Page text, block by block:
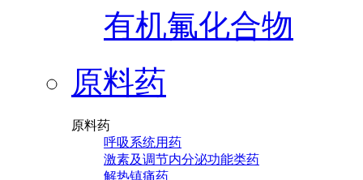
有机氟化合物
原料药
原料药
呼吸系统用药
激素及调节内分泌功能类药
解热镇痛药